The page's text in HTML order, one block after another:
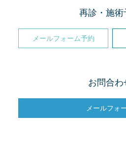
再診・施術
メールフォーム予約
お問合わ
メールフォ